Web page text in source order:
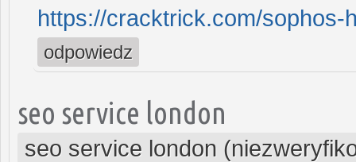
https://cracktrick.com/sophos-
odpowiedz
seo service london
seo service london